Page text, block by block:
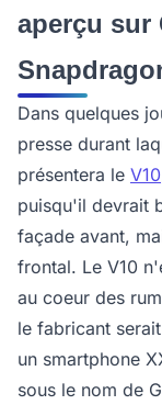
aperçu sur
Dans quelques
presse durant
présentera le V10
puisqu'il devrait
façade avant,
frontal. Le V10
au coeur des
le fabricant
un smartphone
sous le nom de